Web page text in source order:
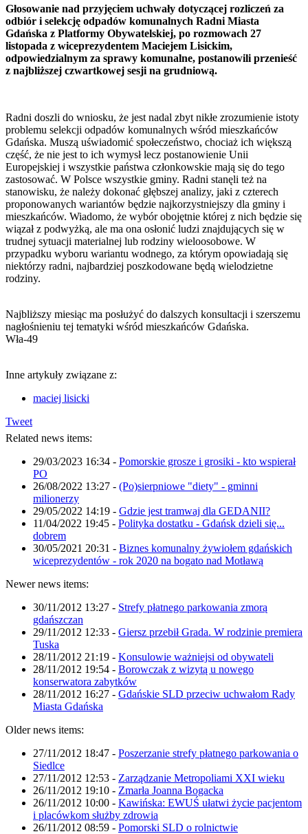
Głosowanie nad przyjęciem uchwały dotyczącej rozliczeń za
odbiór i selekcję odpadów komunalnych Radni Miasta
Gdańska z Platformy Obywatelskiej, po rozmowach 27
listopada z wiceprezydentem Maciejem Lisickim,
odpowiedzialnym za sprawy komunalne, postanowili przenieść
z najbliższej czwartkowej sesji na grudniową.
Radni doszli do wniosku, że jest nadal zbyt nikłe zrozumienie istoty
problemu selekcji odpadów komunalnych wśród mieszkańców
Gdańska. Muszą uświadomić społeczeństwo, chociaż ich większą
część, że nie jest to ich wymysł lecz postanowienie Unii
Europejskiej i wszystkie państwa członkowskie mają się do tego
zastosować. W Polsce wszystkie gminy. Radni stanęli też na
stanowisku, że należy dokonać głębszej analizy, jaki z czterech
proponowanych wariantów będzie najkorzystniejszy dla gminy i
mieszkańców. Wiadomo, że wybór obojętnie której z nich będzie się
wiązał z podwyżką, ale ma ona osłonić ludzi znajdujących się w
trudnej sytuacji materialnej lub rodziny wieloosobowe. W
przypadku wyboru wariantu wodnego, za którym opowiadają się
niektórzy radni, najbardziej poszkodowane będą wielodzietne
rodziny.
Najbliższy miesiąc ma posłużyć do dalszych konsultacji i szerszemu
nagłośnieniu tej tematyki wśród mieszkańców Gdańska.
Wła-49
Inne artykuły związane z:
maciej lisicki
Tweet
Related news items:
29/03/2023 16:34 - Pomorskie grosze i grosiki - kto wspierał
PO
26/08/2022 13:27 - (Po)sierpniowe "diety" - gminni
milionerzy
29/05/2022 14:19 - Gdzie jest tramwaj dla GEDANII?
11/04/2022 19:45 - Polityka dostatku - Gdańsk dzieli się...
dobrem
30/05/2021 20:31 - Biznes komunalny żywiołem gdańskich
wiceprezydentów - rok 2020 na bogato nad Motławą
Newer news items:
30/11/2012 13:27 - Strefy płatnego parkowania zmorą
gdańszczan
29/11/2012 12:33 - Giersz przebił Grada. W rodzinie premiera
Tuska
28/11/2012 21:19 - Konsulowie ważniejsi od obywateli
28/11/2012 19:54 - Borowczak z wizytą u nowego
konserwatora zabytków
28/11/2012 16:27 - Gdańskie SLD przeciw uchwałom Rady
Miasta Gdańska
Older news items:
27/11/2012 18:47 - Poszerzanie strefy płatnego parkowania o
Siedlce
27/11/2012 12:53 - Zarządzanie Metropoliami XXI wieku
26/11/2012 19:10 - Zmarła Joanna Bogacka
26/11/2012 10:00 - Kawińska: EWUŚ ułatwi życie pacjentom
i placówkom służby zdrowia
26/11/2012 08:59 - Pomorski SLD o rolnictwie